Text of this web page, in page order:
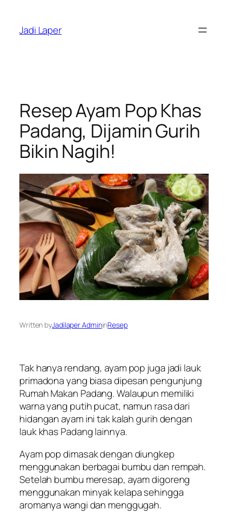
content
Jadi Laper
Resep Ayam Pop Khas
Padang, Dijamin Gurih
Bikin Nagih!
Written byJadilaper AdmininResep
Tak hanya rendang, ayam pop juga jadi lauk
primadona yang biasa dipesan pengunjung
Rumah Makan Padang. Walaupun memiliki
warna yang putih pucat, namun rasa dari
hidangan ayam ini tak kalah gurih dengan
lauk khas Padang lainnya.
Ayam pop dimasak dengan diungkep
menggunakan berbagai bumbu dan rempah.
Setelah bumbu meresap, ayam digoreng
menggunakan minyak kelapa sehingga
aromanya wangi dan menggugah.